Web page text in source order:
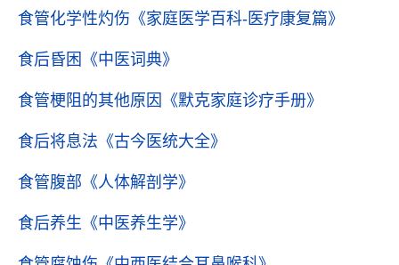
食管化学性灼伤 《家庭医学百科-医疗康复篇》
食后昏困 《中医词典》
食管梗阻的其他原因 《默克家庭诊疗手册》
食后将息法 《古今医统大全》
食管腹部 《人体解剖学》
食后养生 《中医养生学》